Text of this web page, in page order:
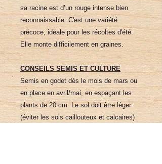
sa racine est d’un rouge intense bien
reconnaissable. C'est une variété
précoce, idéale pour les récoltes d'été.
Elle monte difficilement en graines.
CONSEILS SEMIS ET CULTURE
Semis en godet dès le mois de mars ou
en place en avril/mai, en espaçant les
plants de 20 cm. Le sol doit être léger
(éviter les sols caillouteux et calcaires)